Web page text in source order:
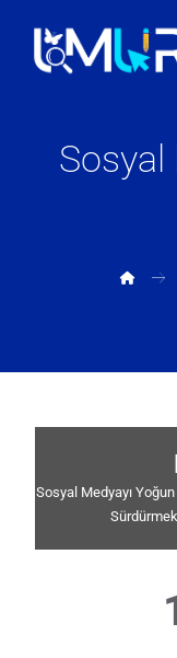
Sosyal
Sosyal Medyayı